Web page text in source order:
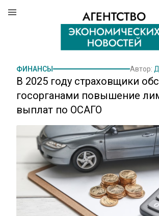
ФИНАНСЫ Автор:
В 2025 году страховщики
госорганами повышение
выплат по ОСАГО